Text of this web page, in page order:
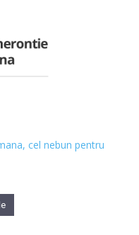
cel nebun pentru